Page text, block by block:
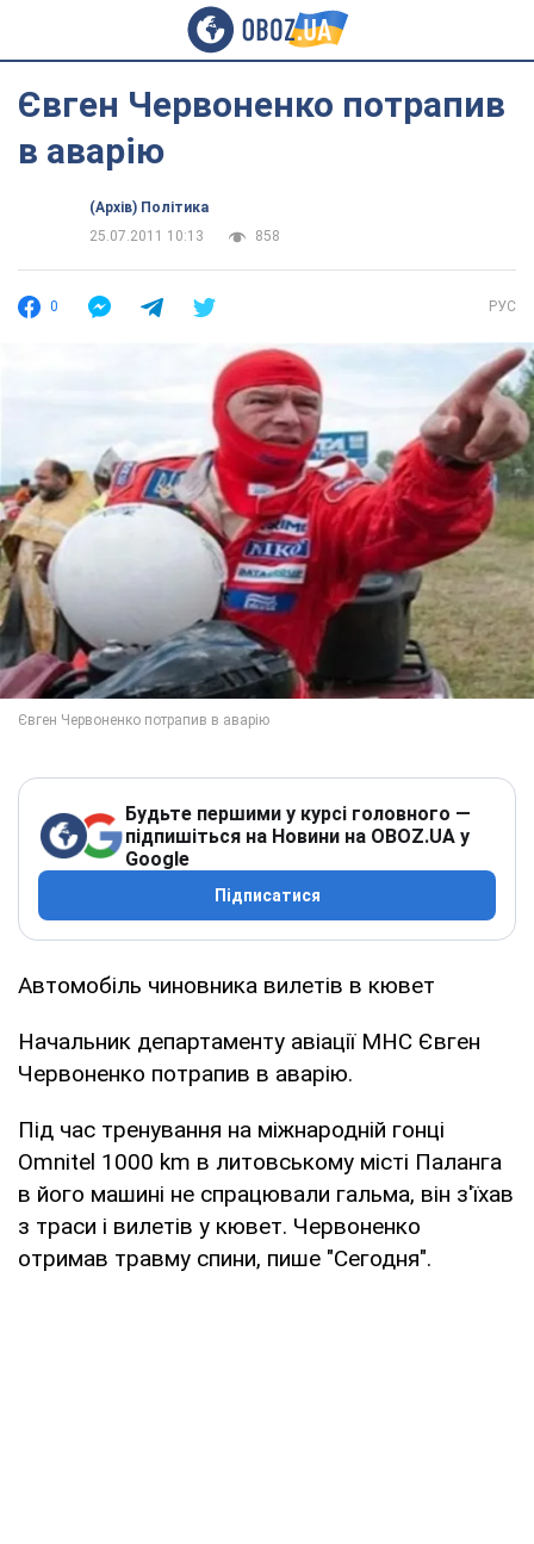
Євген Червоненко потрапив
в аварію
(Архів) Політика
25.07.2011 10:13
858
0 РУС
Будьте першими у курсі головного —
підпишіться на Новини на OBOZ.UA у
Google
Підписатися
Автомобіль чиновника вилетів в кювет
Начальник департаменту авіації МНС Євген
Червоненко потрапив в аварію.
Під час тренування на міжнародній гонці
Оmnitel 1000 km в литовському місті Паланга
в його машині не спрацювали гальма, він з'їхав
з траси і вилетів у кювет. Червоненко
отримав травму спини, пише "Сегодня".